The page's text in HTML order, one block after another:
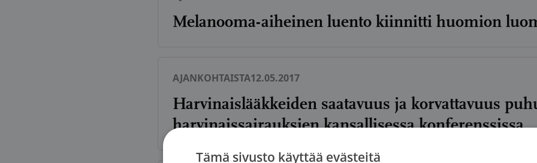
Melanooma-aiheinen luento kiinnitti huomion
AJANKOHTAISTA12.05.2017
Harvinaislääkkeiden saatavuus ja korvattavuus
harvinaissairauksien kansallisessa konferenssissa
Tämä sivusto käyttää evästeitä